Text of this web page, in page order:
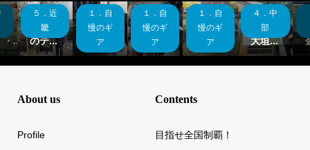
・...
５．近
畿
大阪制
覇！杜
のテ...
１．自
慢のギ
ア
ギア紹
介 宿
泊セ...
１．自
慢のギ
ア
ギア紹
介 焚
火＆...
１．自
慢のギ
ア
ギア紹
介 タ
ープ...
４．中
部
岐阜県
制覇！
大垣...
About us
Profile
Contents
目指せ全国制覇！